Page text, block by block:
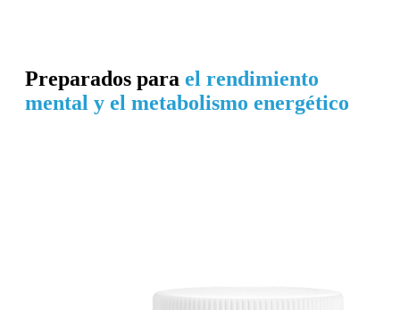
Preparados para el rendimiento
mental y el metabolismo energético